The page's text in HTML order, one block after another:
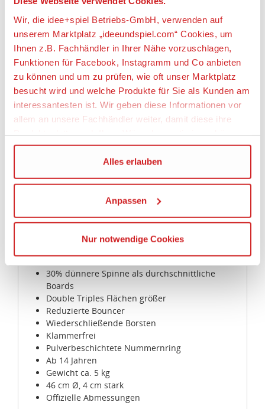
Wir, die idee+spiel Betriebs-GmbH, verwenden auf
unserem Marktplatz „ideeundspiel.com“ Cookies, um
Ihnen z.B. Fachhändler in Ihrer Nähe vorzuschlagen,
Funktionen für Facebook, Instagramm und Co anbieten
zu können und um zu prüfen, wie oft unser Marktplatz
besucht wird und welche Produkte für Sie als Kunden am
interessantesten ist. Wir geben diese Informationen vor
allem an unsere Fachhändler weiter, damit diese ihre
Wir verwenden den Google Tag Manager um weitere
Dienste einzubinden.
Wenn Sie auf „Alles erlauben“, klicken, werden ein Teil
Ihrer personenbezogener Daten in die USA übertragen.
Die USA ist ein Drittland, dass nicht von einem
Kommission erfasst wird, und daher kein angemessenes
Schutzniveau für personenbezogene Daten bietet. Durch
die Verwendung von Standarddatenschutzklauseln in
Verbindung mit zusätzlichen Maßnahmen zur Sicherung
eines angemessenen Schutzniveaus, garantieren wir,
dass die Datenschutzvorgaben der EU auch bei der
Verarbeitung von Daten in den USA eingehalten werden.
Sie können die Cookie-Einwilligung jederzeit links unten
auf Ihrem Bildschirm anpassen und damit widerrufen.
Alles erlauben
Anpassen
Nur notwendige Cookies
weitere Angebote anzeigen
Artikeldetails
idee+spiel 721-20209 VIVA SPoRT Dartboard Bristle
EXPERTE
Artikelbeschreibung:
Original englisches Turnier-Dartboard von bester
dünnere Spinne als durchschnittliche Boards.
Wiederschließende Borsten.
30% dünnere Spinne als durchschnittliche
Boards
Double Triples Flächen größer
Reduzierte Bouncer
Wiederschließende Borsten
Klammerfrei
Pulverbeschichtete Nummernring
Ab 14 Jahren
Gewicht ca. 5 kg
46 cm Ø, 4 cm stark
Offizielle Abmessungen